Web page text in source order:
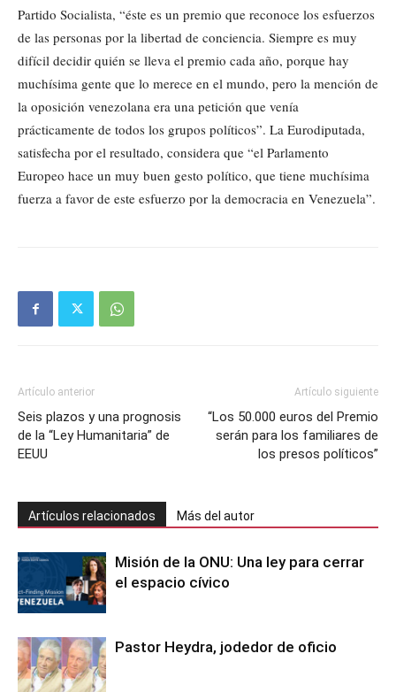
Partido Socialista, “éste es un premio que reconoce los esfuerzos
de las personas por la libertad de conciencia. Siempre es muy
difícil decidir quién se lleva el premio cada año, porque hay
muchísima gente que lo merece en el mundo, pero la mención de
la oposición venezolana era una petición que venía
prácticamente de todos los grupos políticos”. La Eurodiputada,
satisfecha por el resultado, considera que “el Parlamento
Europeo hace un muy buen gesto político, que tiene muchísima
fuerza a favor de este esfuerzo por la democracia en Venezuela”.
Artículo anterior
Seis plazos y una prognosis
de la “Ley Humanitaria” de
EEUU
Artículo siguiente
“Los 50.000 euros del Premio
serán para los familiares de
los presos políticos”
Artículos relacionados Más del autor
Misión de la ONU: Una ley para cerrar
el espacio cívico
Pastor Heydra, jodedor de oficio